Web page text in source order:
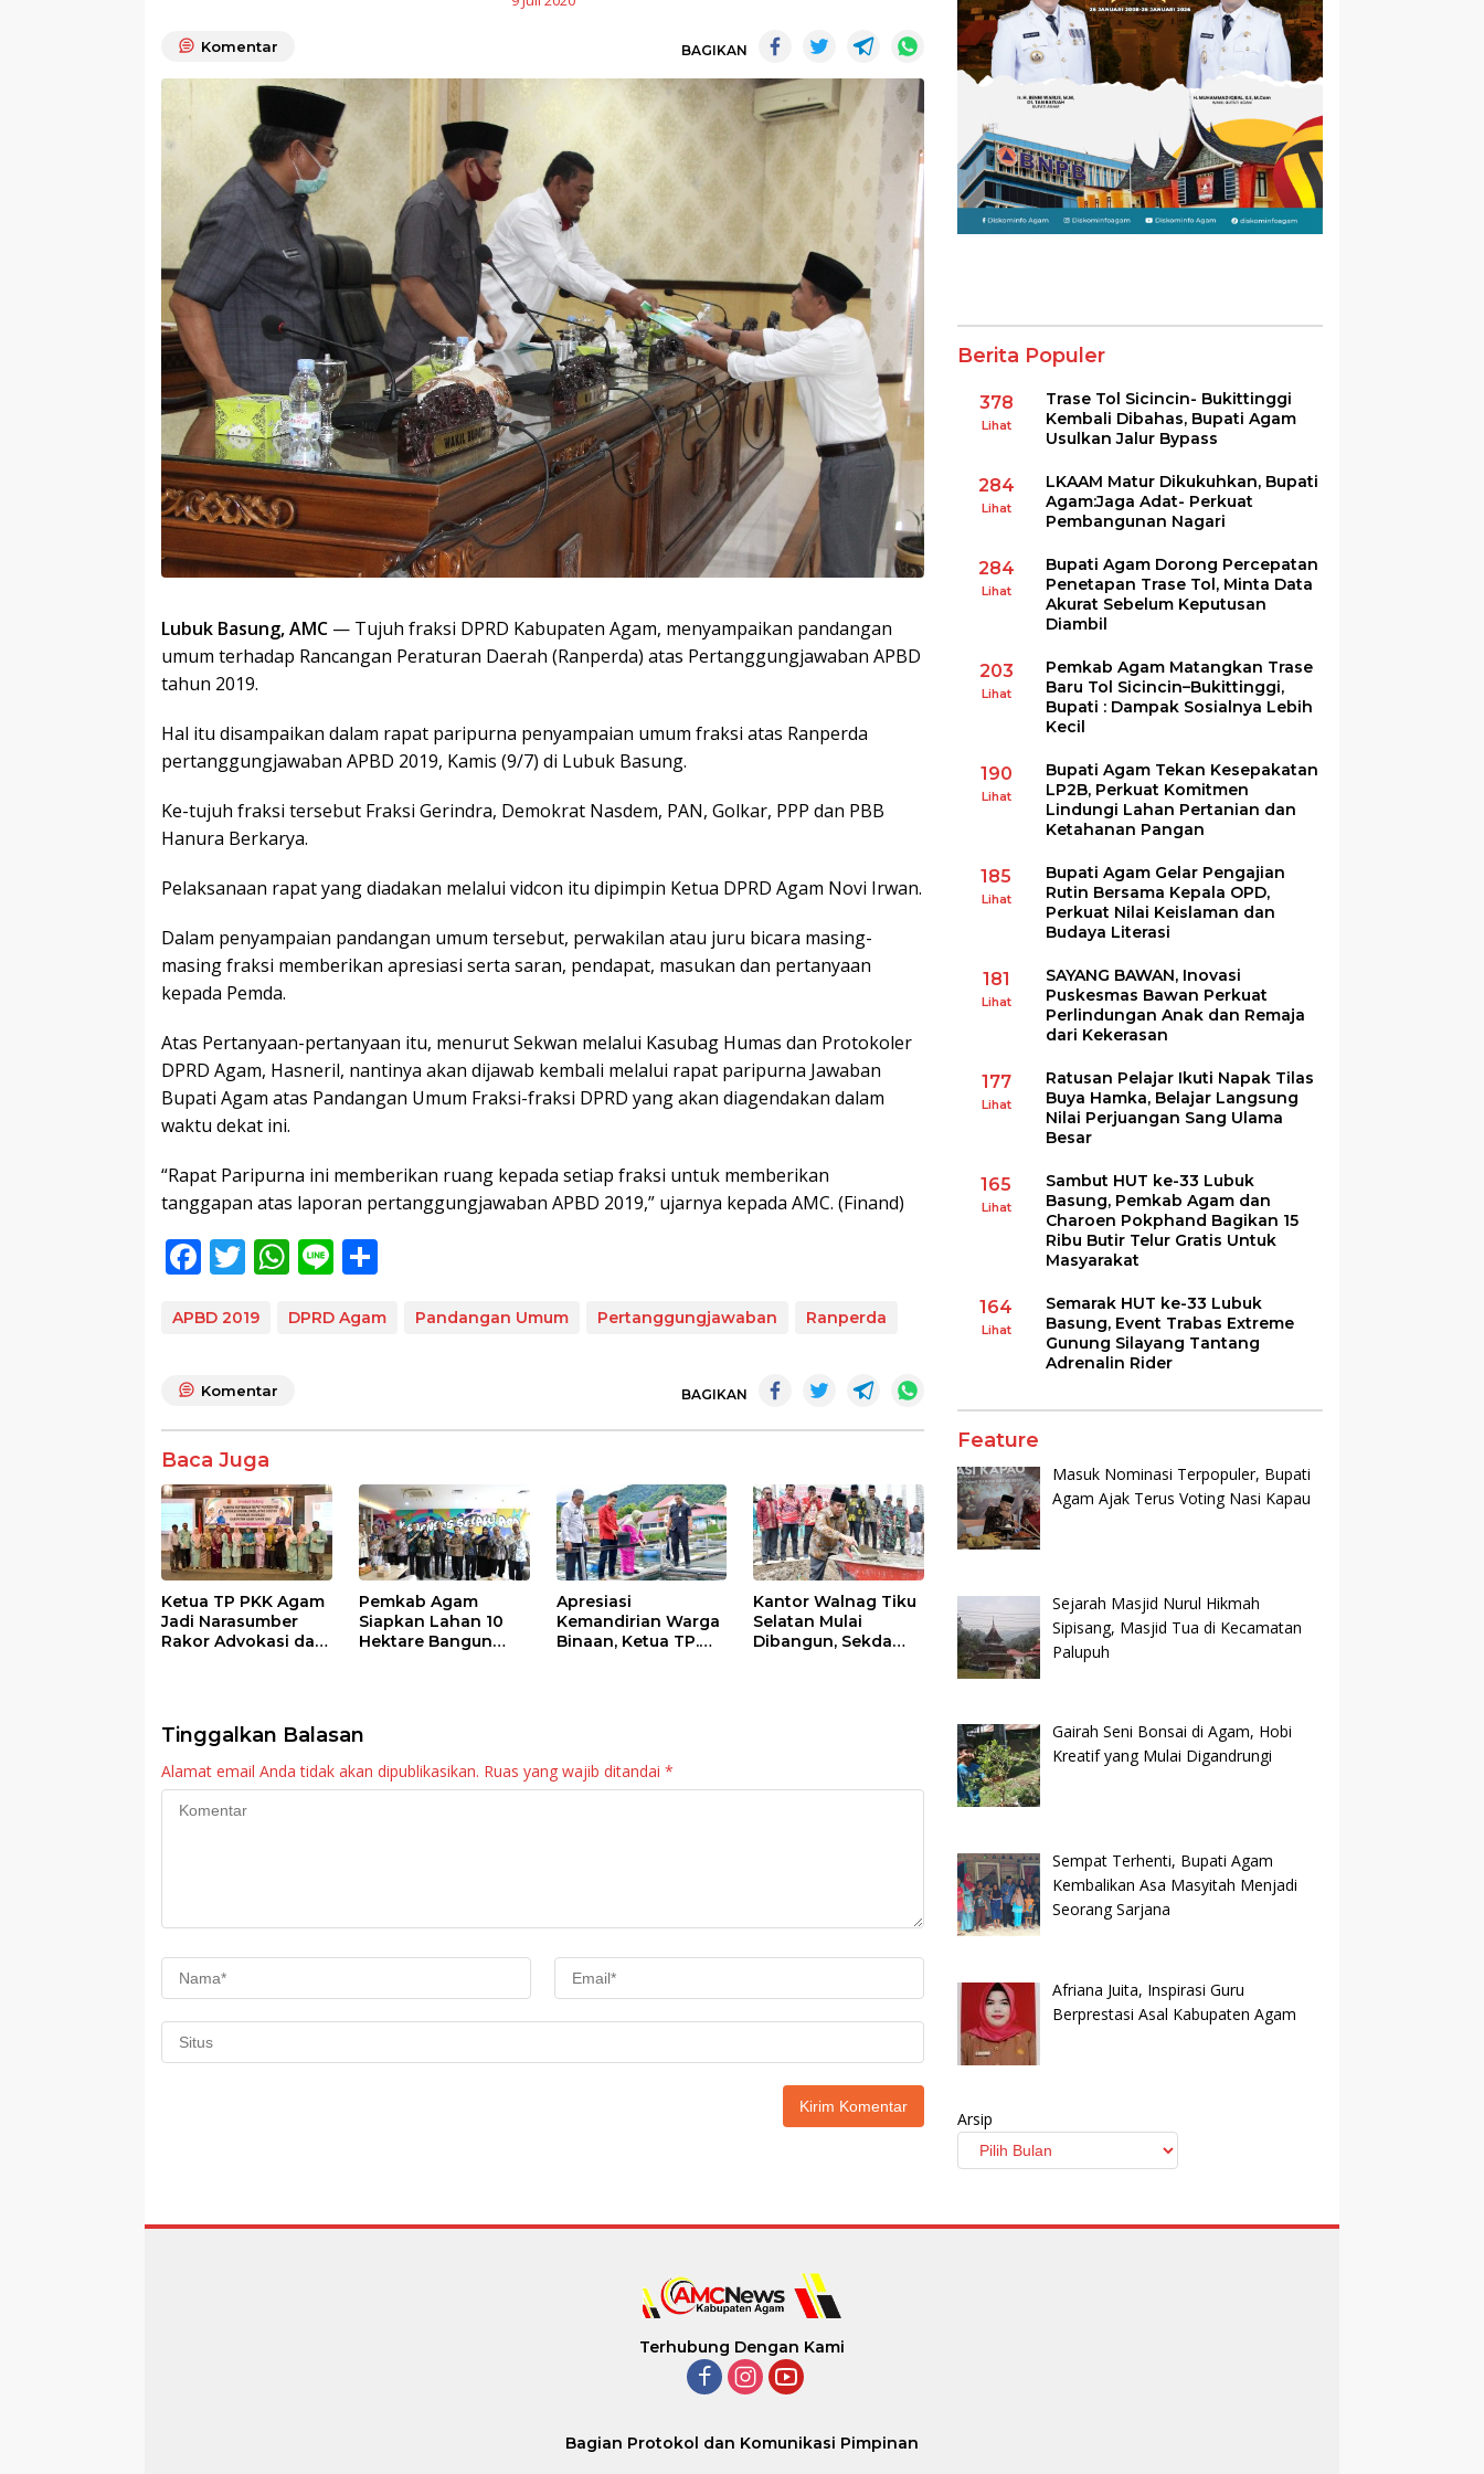
Komentar BAGIKAN
Lubuk Basung, AMC — Tujuh fraksi DPRD Kabupaten Agam, menyampaikan pandangan
umum terhadap Rancangan Peraturan Daerah (Ranperda) atas Pertanggungjawaban APBD
tahun 2019.
Hal itu disampaikan dalam rapat paripurna penyampaian umum fraksi atas Ranperda
pertanggungjawaban APBD 2019, Kamis (9/7) di Lubuk Basung.
Ke-tujuh fraksi tersebut Fraksi Gerindra, Demokrat Nasdem, PAN, Golkar, PPP dan PBB
Hanura Berkarya.
Pelaksanaan rapat yang diadakan melalui vidcon itu dipimpin Ketua DPRD Agam Novi Irwan.
Dalam penyampaian pandangan umum tersebut, perwakilan atau juru bicara masing-
masing fraksi memberikan apresiasi serta saran, pendapat, masukan dan pertanyaan
kepada Pemda.
Atas Pertanyaan-pertanyaan itu, menurut Sekwan melalui Kasubag Humas dan Protokoler
DPRD Agam, Hasneril, nantinya akan dijawab kembali melalui rapat paripurna Jawaban
Bupati Agam atas Pandangan Umum Fraksi-fraksi DPRD yang akan diagendakan dalam
waktu dekat ini.
“Rapat Paripurna ini memberikan ruang kepada setiap fraksi untuk memberikan
tanggapan atas laporan pertanggungjawaban APBD 2019,” ujarnya kepada AMC. (Finand)
F
e
o
o
k
T
itt
W
at
p
Li
e ar
APBD 2019 DPRD Agam Pandangan Umum Pertanggungjawaban Ranperda
Komentar BAGIKAN
Baca Juga
Ketua TP PKK Agam
Jadi Narasumber
Rakor Advokasi dan
Pemkab Agam
Siapkan Lahan 10
Hektare Bangun
Apresiasi
Kemandirian Warga
Binaan, Ketua TP.
Kantor Walnag Tiku
Selatan Mulai
Dibangun, Sekda
Tinggalkan Balasan
Alamat email Anda tidak akan dipublikasikan. Ruas yang wajib ditandai *
Berita Populer
378
Lihat
Trase Tol Sicincin- Bukittinggi
Kembali Dibahas, Bupati Agam
Usulkan Jalur Bypass
284
Lihat
LKAAM Matur Dikukuhkan, Bupati
Agam:Jaga Adat- Perkuat
Pembangunan Nagari
284
Lihat
Bupati Agam Dorong Percepatan
Penetapan Trase Tol, Minta Data
Akurat Sebelum Keputusan
Diambil
203
Lihat
Pemkab Agam Matangkan Trase
Baru Tol Sicincin–Bukittinggi,
Bupati : Dampak Sosialnya Lebih
Kecil
190
Lihat
Bupati Agam Tekan Kesepakatan
LP2B, Perkuat Komitmen
Lindungi Lahan Pertanian dan
Ketahanan Pangan
185
Lihat
Bupati Agam Gelar Pengajian
Rutin Bersama Kepala OPD,
Perkuat Nilai Keislaman dan
Budaya Literasi
181
Lihat
SAYANG BAWAN, Inovasi
Puskesmas Bawan Perkuat
Perlindungan Anak dan Remaja
dari Kekerasan
177
Lihat
Ratusan Pelajar Ikuti Napak Tilas
Buya Hamka, Belajar Langsung
Nilai Perjuangan Sang Ulama
Besar
165
Lihat
Sambut HUT ke-33 Lubuk
Basung, Pemkab Agam dan
Charoen Pokphand Bagikan 15
Ribu Butir Telur Gratis Untuk
Masyarakat
164
Lihat
Semarak HUT ke-33 Lubuk
Basung, Event Trabas Extreme
Gunung Silayang Tantang
Adrenalin Rider
Feature
Masuk Nominasi Terpopuler, Bupati
Agam Ajak Terus Voting Nasi Kapau
Sejarah Masjid Nurul Hikmah
Sipisang, Masjid Tua di Kecamatan
Palupuh
Gairah Seni Bonsai di Agam, Hobi
Kreatif yang Mulai Digandrungi
Sempat Terhenti, Bupati Agam
Kembalikan Asa Masyitah Menjadi
Seorang Sarjana
Afriana Juita, Inspirasi Guru
Berprestasi Asal Kabupaten Agam
Arsip
Terhubung Dengan Kami
Bagian Protokol dan Komunikasi Pimpinan